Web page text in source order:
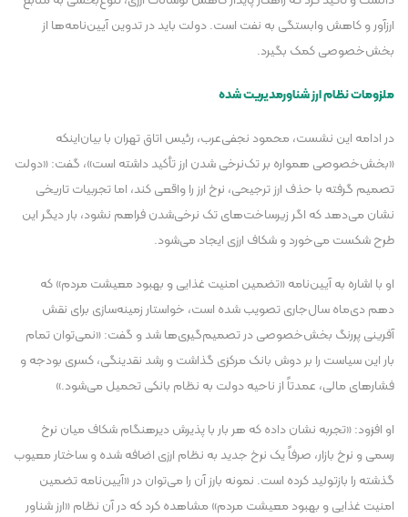
ارزآور و کاهش وابستگی به نفت است. دولت باید در تدوین آیین‌نامه‌ها از
بخش‌خصوصی کمک بگیرد.
ملزومات نظام ارز شناورمدیریت شده
در ادامه این نشست، محمود نجفی‌عرب، رئیس اتاق تهران با بیان‌اینکه
«بخش‌خصوصی همواره بر تک‌نرخی شدن ارز تأکید داشته است»، گفت: «دولت
تصمیم گرفته با حذف ارز ترجیحی، نرخ ارز را واقعی کند، اما تجربیات تاریخی
نشان می‌دهد که اگر زیرساخت‌های تک نرخی‌شدن فراهم نشود، بار دیگر این
طرح شکست می‌خورد و شکاف ارزی ایجاد می‌شود.
او با اشاره به آیین‌نامه «تضمین امنیت غذایی و بهبود معیشت مردم» که
دهم دی‌ماه سال‌جاری تصویب شده است، خواستار زمینه‌سازی برای نقش
آفرینی پررنگ بخش‌خصوصی در تصمیم‌گیری‌ها شد و گفت: «نمی‌توان تمام
بار این سیاست را بر دوش بانک مرکزی گذاشت و رشد نقدینگی، کسری بودجه و
فشار‌های مالی، عمدتاً از ناحیه دولت به نظام بانکی تحمیل می‌شود.»
او افزود: «تجربه نشان داده که هر بار با پذیرش دیرهنگام شکاف میان نرخ
رسمی و نرخ بازار، صرفاً یک نرخ جدید به نظام ارزی اضافه شده و ساختار معیوب
گذشته را بازتولید کرده است. نمونه بارز آن را می‌توان در «آیین‌نامه تضمین
امنیت غذایی و بهبود معیشت مردم» مشاهده کرد که در آن نظام «ارز شناور